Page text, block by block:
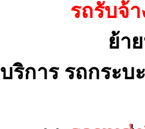
รถรับจ้
ย้า
บริการ รถกระบ